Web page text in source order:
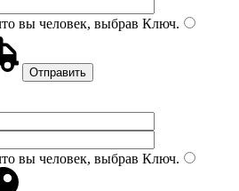
вы человек, выбрав Ключ.
вы человек, выбрав Ключ.